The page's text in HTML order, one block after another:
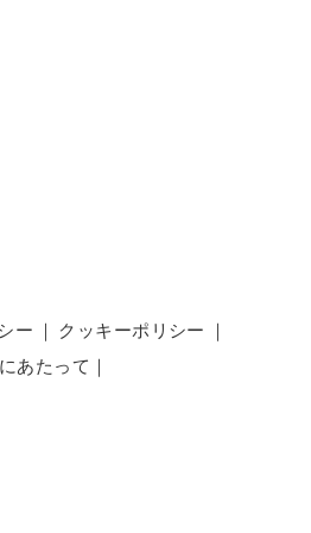
ー ｜ クッキーポリシー ｜
あたって ｜